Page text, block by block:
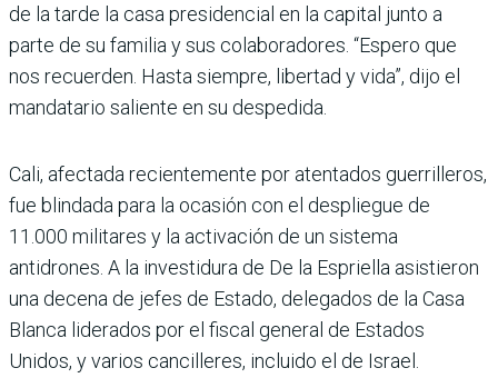
de la tarde la casa pre­sidencial en la capital junto a
parte de su familia y sus cola­boradores. “Espero que
nos recuerden. Hasta siempre, libertad y vida”, dijo el
man­datario saliente en su despe­dida.
Cali, afectada recientemente por atentados guerrilleros,
fue blindada para la ocasión con el despliegue de
11.000 militares y la activación de un sistema
antidrones. A la investidura de De la Esprie­lla asistieron
una decena de jefes de Estado, delegados de la Casa
Blanca liderados por el fiscal general de Estados
Unidos, y varios cancilleres, incluido el de Israel.